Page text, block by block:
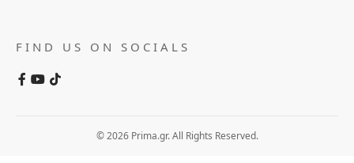
FIND US ON SOCIALS
© 2026 Prima.gr. All Rights Reserved.